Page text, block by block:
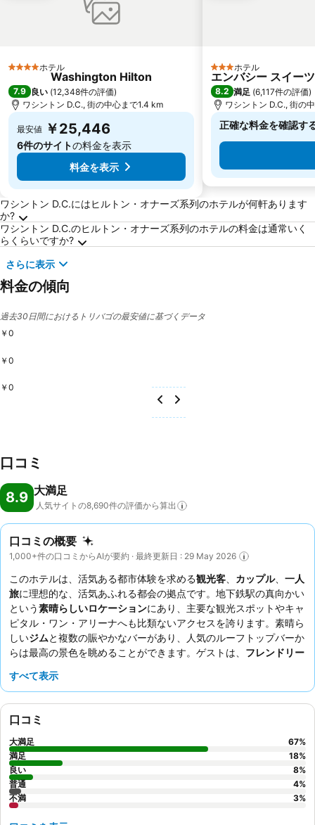
4 ホテルのランク
ホテル
Washington Hilton
7.9 良い (12,348件の評価)
ワシントン D.C., 街の中心まで1.4 km
最安値 ￥25,446
6件のサイトの料金を表示
料金を表示
3 ホテルのランク
ホテル
エンバシー スイー
8.2 満足 (6,117件の評価)
ワシントン D.C., 街の
正確な料金を確認す
ワシントン D.C.に関するよくある質問
ワシントン D.C.にはヒルトン・オナーズ系列のホテルが何軒あります
か?
ワシントン D.C.のヒルトン・オナーズ系列のホテルの料金は通常いく
らくらいですか?
さらに表示
料金の傾向
過去30日間におけるトリバゴの最安値に基づくデータ
￥0
￥0
￥0
口コミ
8.9 大満足
人気サイトの8,690件の評価から算出
口コミの概要
1,000+件の口コミからAIが要約 · 最終更新日 : 29 May 2026
このホテルは、活気ある都市体験を求める観光客 カップル、 一人
旅に理想的な、活気あふれる都会の拠点です。地下鉄駅の真向かい
という素晴らしいロケーションにあり、主要な観光スポットやキャ
ピタル・ワン・アリーナへも比類ないアクセスを誇ります。素晴ら
しいジムと複数の賑やかなバーがあり、人気のルーフトップバーか
らは最高の景色を眺めることができます。ゲストは、 フレンドリー
カフェで楽しめると常に高く評価しています。静かに滞在したい場
す。
すべて表示
口コミ
大満足 67%
満足
18%
良い
8%
普通
4%
不満
3%